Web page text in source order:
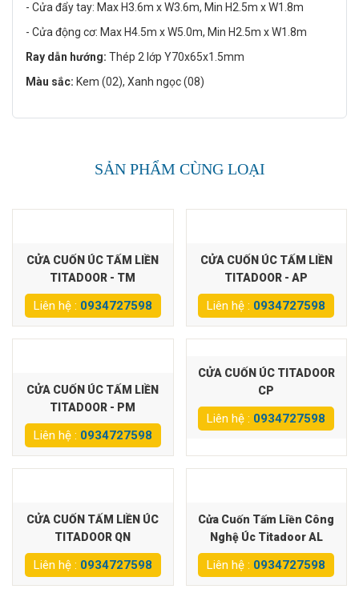
- Cửa đẩy tay: Max H3.6m x W3.6m, Min H2.5m x W1.8m
- Cửa động cơ: Max H4.5m x W5.0m, Min H2.5m x W1.8m
Ray dẫn hướng: Thép 2 lớp Y70x65x1.5mm
Màu sắc: Kem (02), Xanh ngọc (08)
SẢN PHẨM CÙNG LOẠI
CỬA CUỐN ÚC TẤM LIỀN
TITADOOR - TM
Liên hệ : 0934727598
CỬA CUỐN ÚC TẤM LIỀN
TITADOOR - AP
Liên hệ : 0934727598
CỬA CUỐN ÚC TẤM LIỀN
TITADOOR - PM
Liên hệ : 0934727598
CỬA CUỐN ÚC TITADOOR
CP
Liên hệ : 0934727598
CỬA CUỐN TẤM LIỀN ÚC
TITADOOR QN
Liên hệ : 0934727598
Cửa Cuốn Tấm Liền Công
Nghệ Úc Titadoor AL
Liên hệ : 0934727598